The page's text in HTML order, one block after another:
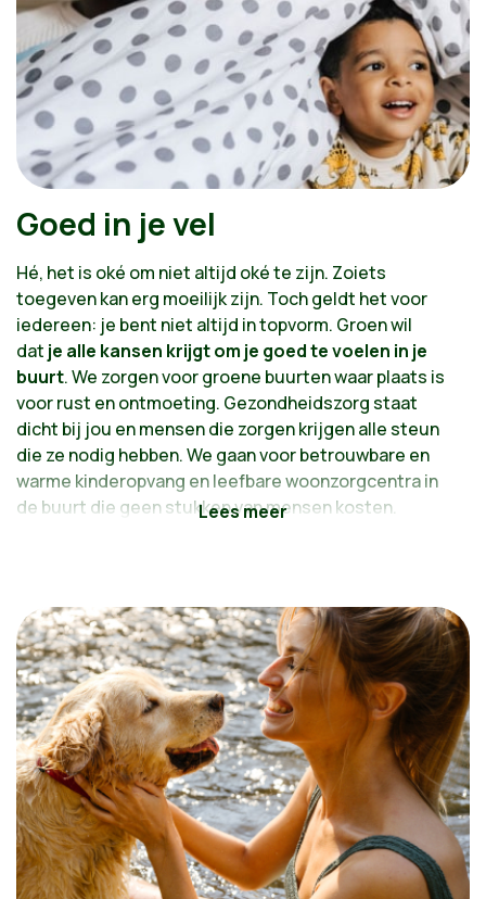
Goed in je vel
Hé, het is oké om niet altijd oké te zijn. Zoiets
toegeven kan erg moeilijk zijn. Toch geldt het voor
iedereen: je bent niet altijd in topvorm. Groen wil
dat je alle kansen krijgt om je goed te voelen in je
buurt. We zorgen voor groene buurten waar plaats is
voor rust en ontmoeting. Gezondheidszorg staat
dicht bij jou en mensen die zorgen krijgen alle steun
die ze nodig hebben. We gaan voor betrouwbare en
warme kinderopvang en leefbare woonzorgcentra in
de buurt die geen stukken van mensen kosten.